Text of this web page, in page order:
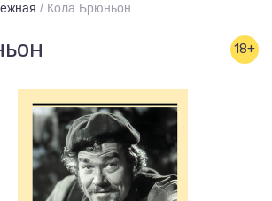
/ Кола Брюньон
18+